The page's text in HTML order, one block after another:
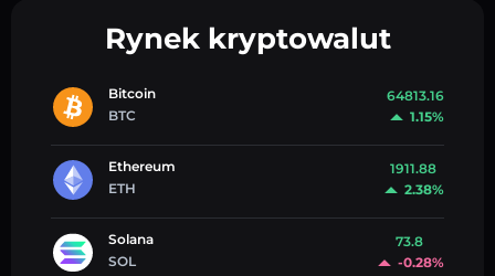
Rynek kryptowalut
Bitcoin
BTC
64813.16
1.15%
Ethereum
ETH
1911.88
2.38%
Solana
SOL
73.8
-0.28%